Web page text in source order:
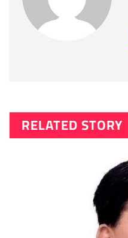
RELATED STORY